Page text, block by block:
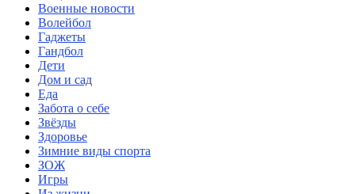
Военные новости
Волейбол
Гаджеты
Гандбол
Дети
Дом и сад
Еда
Забота о себе
Звёзды
Здоровье
Зимние виды спорта
ЗОЖ
Игры